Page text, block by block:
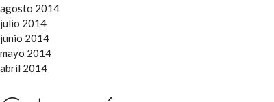
agosto 2014
julio 2014
junio 2014
mayo 2014
abril 2014